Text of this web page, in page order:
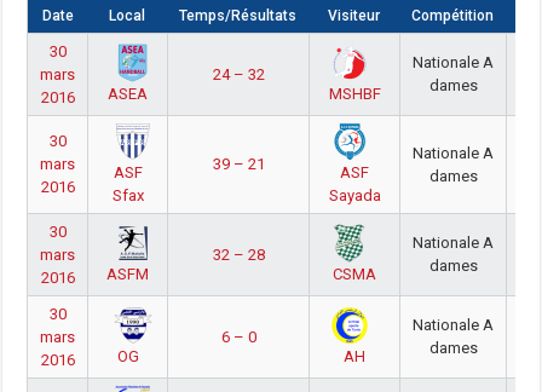
Date Local Temps/Résultats Visiteur Compétition
30
mars
2016
ASEA
24 – 32
MSHBF
Nationale A
dames
30
mars
2016
ASF
Sfax
39 – 21
ASF
Sayada
Nationale A
dames
30
mars
2016
ASFM
32 – 28
CSMA
Nationale A
dames
30
mars
2016
OG
6 – 0
AH
Nationale A
dames